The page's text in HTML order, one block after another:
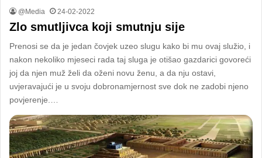
@Media 24-02-2022
Zlo smutljivca koji smutnju sije
Prenosi se da je jedan čovjek uzeo slugu kako bi mu ovaj služio, i
nakon nekoliko mjeseci rada taj sluga je otišao gazdarici govoreći
joj da njen muž želi da oženi novu ženu, a da nju ostavi,
uvjeravajući je u svoju dobronamjernost sve dok ne zadobi njeno
povjerenje.…